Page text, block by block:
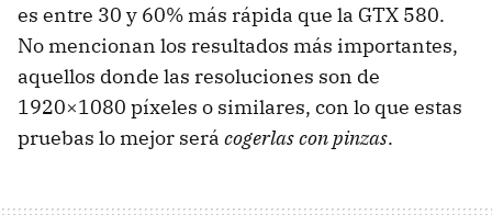
es entre 30 y 60% más rápida que la GTX 580.
No mencionan los resultados más importantes,
aquellos donde las resoluciones son de
1920×1080 píxeles o similares, con lo que estas
pruebas lo mejor será cogerlas con pinzas.